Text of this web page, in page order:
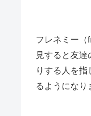
フレネミー
見すると友
りする人を
るようになり